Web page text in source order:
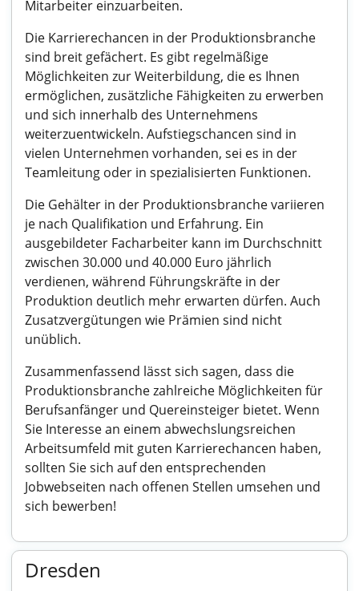
Mitarbeiter einzuarbeiten.
Die Karrierechancen in der Produktionsbranche
sind breit gefächert. Es gibt regelmäßige
Möglichkeiten zur Weiterbildung, die es Ihnen
ermöglichen, zusätzliche Fähigkeiten zu erwerben
und sich innerhalb des Unternehmens
weiterzuentwickeln. Aufstiegschancen sind in
vielen Unternehmen vorhanden, sei es in der
Teamleitung oder in spezialisierten Funktionen.
Die Gehälter in der Produktionsbranche variieren
je nach Qualifikation und Erfahrung. Ein
ausgebildeter Facharbeiter kann im Durchschnitt
zwischen 30.000 und 40.000 Euro jährlich
verdienen, während Führungskräfte in der
Produktion deutlich mehr erwarten dürfen. Auch
Zusatzvergütungen wie Prämien sind nicht
unüblich.
Zusammenfassend lässt sich sagen, dass die
Produktionsbranche zahlreiche Möglichkeiten für
Berufsanfänger und Quereinsteiger bietet. Wenn
Sie Interesse an einem abwechslungsreichen
Arbeitsumfeld mit guten Karrierechancen haben,
sollten Sie sich auf den entsprechenden
Jobwebseiten nach offenen Stellen umsehen und
sich bewerben!
Dresden